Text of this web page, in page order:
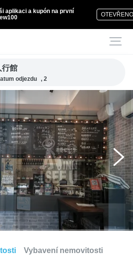
aplikaci a kupón na první
行館
odjezdu , 2
Vybavení nemovitosti